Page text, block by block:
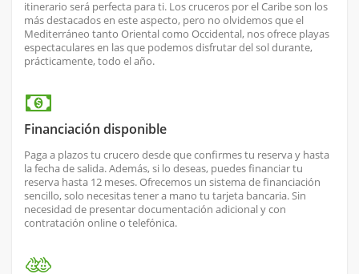
itinerario será perfecta para ti. Los cruceros por el Caribe son los
más destacados en este aspecto, pero no olvidemos que el
Mediterráneo tanto Oriental como Occidental, nos ofrece playas
espectaculares en las que podemos disfrutar del sol durante,
prácticamente, todo el año.
Financiación disponible
Paga a plazos tu crucero desde que confirmes tu reserva y hasta
la fecha de salida. Además, si lo deseas, puedes financiar tu
reserva hasta 12 meses. Ofrecemos un sistema de financiación
sencillo, solo necesitas tener a mano tu tarjeta bancaria. Sin
necesidad de presentar documentación adicional y con
contratación online o telefónica.